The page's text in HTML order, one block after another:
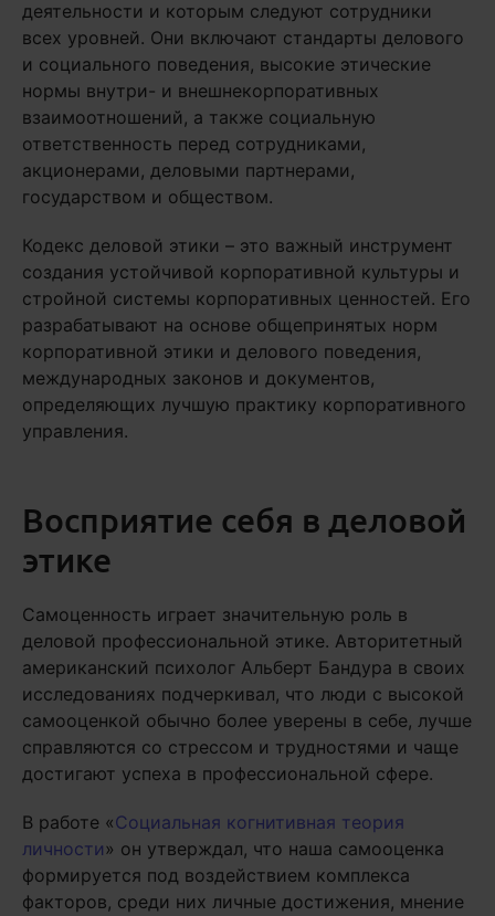
деятельности и которым следуют сотрудники
всех уровней. Они включают стандарты делового
и социального поведения, высокие этические
нормы внутри- и внешнекорпоративных
взаимоотношений, а также социальную
ответственность перед сотрудниками,
акционерами, деловыми партнерами,
государством и обществом.
Кодекс деловой этики – это важный инструмент
создания устойчивой корпоративной культуры и
стройной системы корпоративных ценностей. Его
разрабатывают на основе общепринятых норм
корпоративной этики и делового поведения,
международных законов и документов,
определяющих лучшую практику корпоративного
управления.
Восприятие себя в деловой
этике
Самоценность играет значительную роль в
деловой профессиональной этике. Авторитетный
американский психолог Альберт Бандура в своих
исследованиях подчеркивал, что люди с высокой
самооценкой обычно более уверены в себе, лучше
справляются со стрессом и трудностями и чаще
достигают успеха в профессиональной сфере.
В работе «Социальная когнитивная теория
личности» он утверждал, что наша самооценка
формируется под воздействием комплекса
факторов, среди них личные достижения, мнение